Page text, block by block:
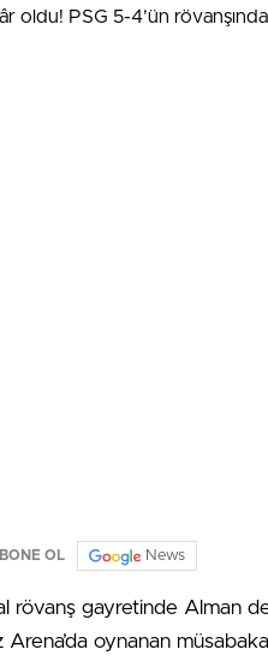
OL News
rövanş gayretinde Alman
oynanan